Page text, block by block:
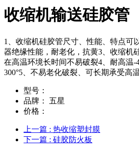
收缩机输送硅胶管
1、收缩机硅胶管尺寸、性能、特点可
器绝缘性能，耐老化，抗黄3、收缩机
在高温环境长时间不易破裂4、耐高温-
300°5、不易老化破裂、可长期承受高
型号：
品牌：
五星
价格：
上一篇 : 热收缩塑封膜
下一篇 : 硅胶防火板